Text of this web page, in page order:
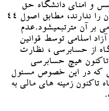
و امنای دانشگاه حق
انتفاع و بهره برداری شخصی از آن را ندارند، مطابق اصول ۴۴
بر آن مترتبمیشود.عدم
اسلامی توسط قوانین
از حسابرسی ، نظارت
هیچ حسابرسی
که در این خصوص مسئول
تاکنون زمینه های مالی به